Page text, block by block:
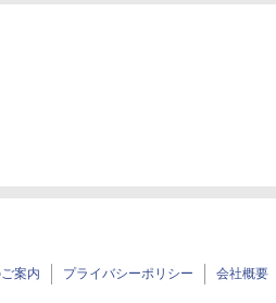
案内 プライバシーポリシー 会社概要